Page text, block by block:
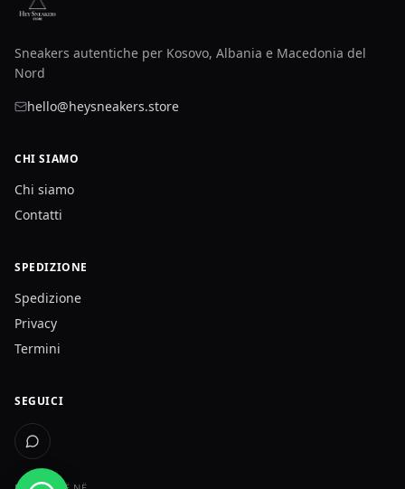
Sneakers autentiche per Kosovo, Albania e Macedonia del
Nord
hello@heysneakers.store
CHI SIAMO
Chi siamo
Contatti
SPEDIZIONE
Spedizione
Privacy
Termini
SEGUICI